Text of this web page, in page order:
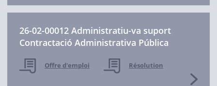
26-02-00012 Administratiu-va suport
Contractació Administrativa Pública
Offre d'emploi Résolution